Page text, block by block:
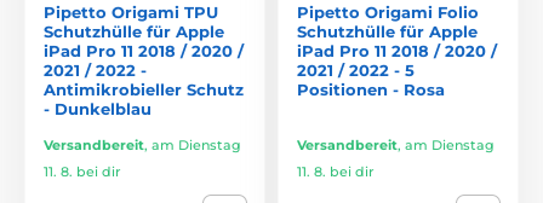
Pipetto Origami TPU
Schutzhülle für Apple
iPad Pro 11 2018 / 2020 /
2021 / 2022 -
Antimikrobieller Schutz
- Dunkelblau
Versandbereit, am Dienstag
11. 8. bei dir
Pipetto Origami Folio
Schutzhülle für Apple
iPad Pro 11 2018 / 2020 /
2021 / 2022 - 5
Positionen - Rosa
Versandbereit, am Dienstag
11. 8. bei dir